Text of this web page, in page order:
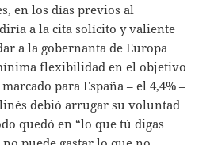
en los días previos al
a la cita solícito y valiente
a la gobernanta de Europa
flexibilidad en el objetivo
para España – el 4,4% –
debió arrugar su voluntad
quedó en “lo que tú digas